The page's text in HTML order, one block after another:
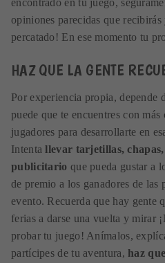
opiniones parecidas que recibirás
percatado! En ese momento tu
HAZ QUE LA GENTE
Por experiencia propia, depende
puede que te encuentres con más
jugadores para desarrollarte en
Intentallevar tarjetillas,
publicitario que pueda gustar a
de premio a los ganadores de las
evento. Recuerda que hay gente
ferias a darse una vuelta y mirar
probar tu juego! Anímalos,
partícipes de tu aventura, haz